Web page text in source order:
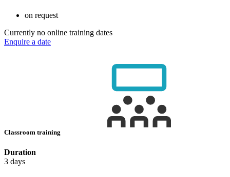
on request
Currently no online training dates
Enquire a date
Classroom training
Duration
3 days